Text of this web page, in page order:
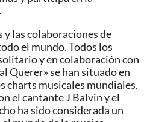
las colaboraciones de
el mundo. Todos los
y en colaboración con
Querer» se han situado en
charts musicales mundiales.
el cantante J Balvin y el
ha sido considerada un